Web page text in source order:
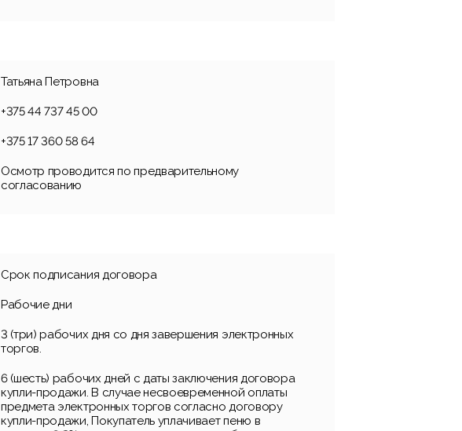
Татьяна Петровна
+375 44 737 45 00
+375 17 360 58 64
Осмотр проводится по предварительному
согласованию
Срок подписания договора
Рабочие дни
3 (три) рабочих дня со дня завершения электронных
торгов.
6 (шесть) рабочих дней с даты заключения договора
купли-продажи. В случае несвоевременной оплаты
предмета электронных торгов согласно договору
купли-продажи, Покупатель уплачивает пеню в